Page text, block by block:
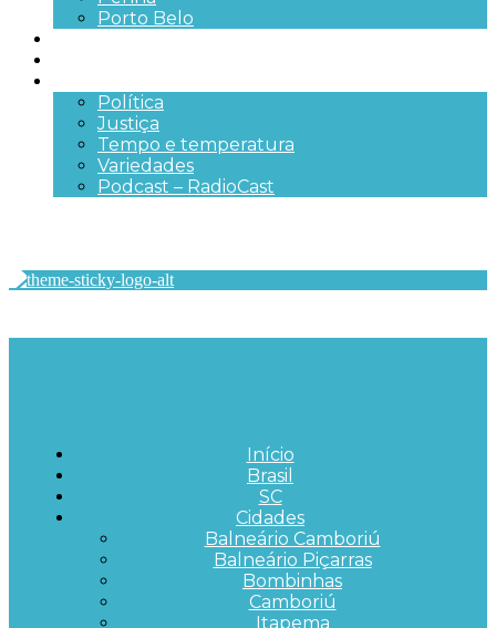
Porto Belo
Política
Justiça
Tempo e temperatura
Variedades
Podcast – RadioCast
Início
Brasil
SC
Cidades
Balneário Camboriú
Balneário Piçarras
Bombinhas
Camboriú
Itapema